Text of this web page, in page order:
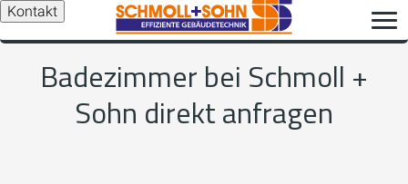
Kontakt
Badezimmer bei Schmoll +
Sohn direkt anfragen